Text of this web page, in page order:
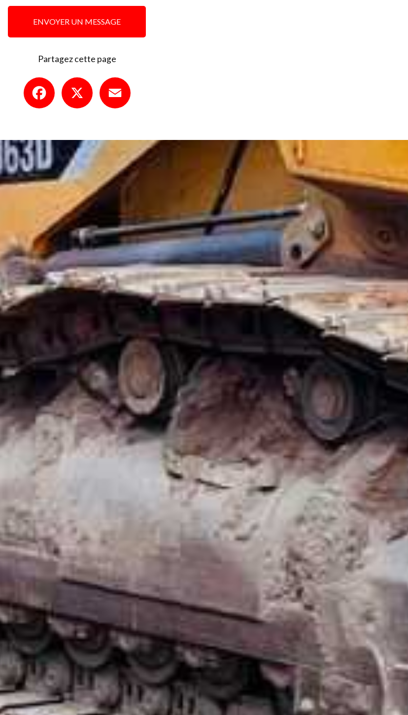
ENVOYER UN MESSAGE
Partagez cette page
Facebook